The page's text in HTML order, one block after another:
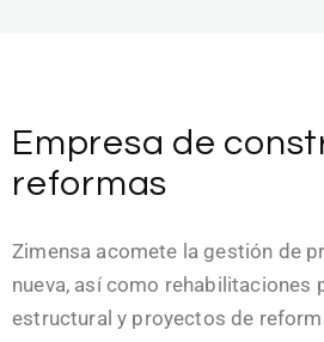
Empresa de
reformas
Zimensa acomete la gestión de
nueva, así como rehabilitaciones
estructural y proyectos de